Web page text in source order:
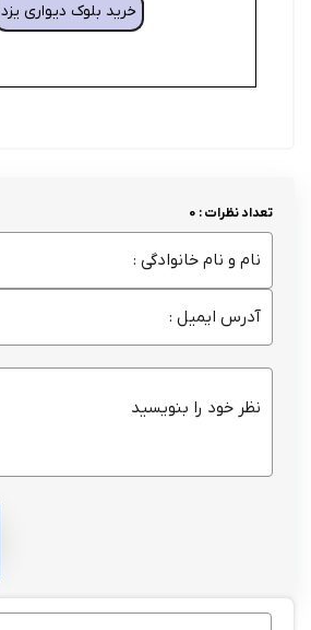
خرید بلوک دیواری یزد
تعداد نظرات : 0